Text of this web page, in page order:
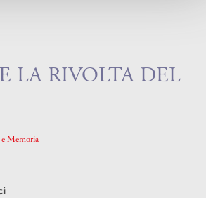
LA RIVOLTA DEL
Memoria